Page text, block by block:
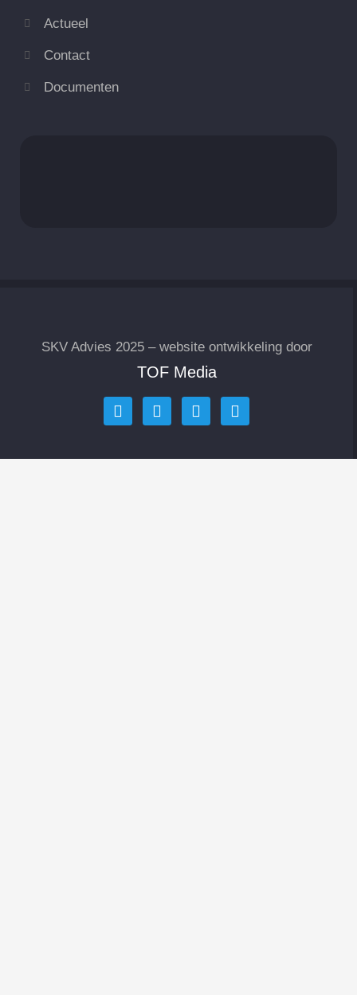
Actueel
Contact
Documenten
SKV Advies 2025 – website ontwikkeling door
TOF Media